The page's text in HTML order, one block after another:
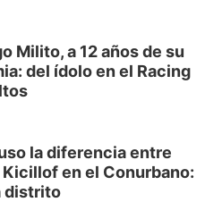
Milito, a 12 años de su
del ídolo en el Racing
la diferencia entre
en el Conurbano:
distrito